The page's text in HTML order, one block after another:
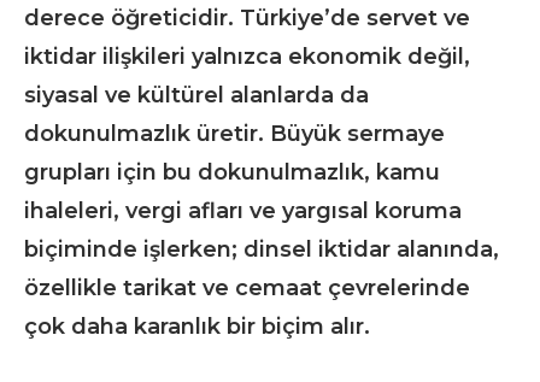
derece öğreticidir. Türkiye’de servet ve
iktidar ilişkileri yalnızca ekonomik değil,
siyasal ve kültürel alanlarda da
dokunulmazlık üretir. Büyük sermaye
grupları için bu dokunulmazlık, kamu
ihaleleri, vergi afları ve yargısal koruma
biçiminde işlerken; dinsel iktidar alanında,
özellikle tarikat ve cemaat çevrelerinde
çok daha karanlık bir biçim alır.